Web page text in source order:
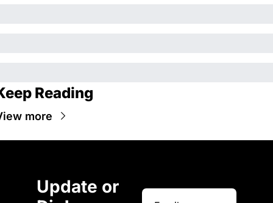
Reading
more
Update or